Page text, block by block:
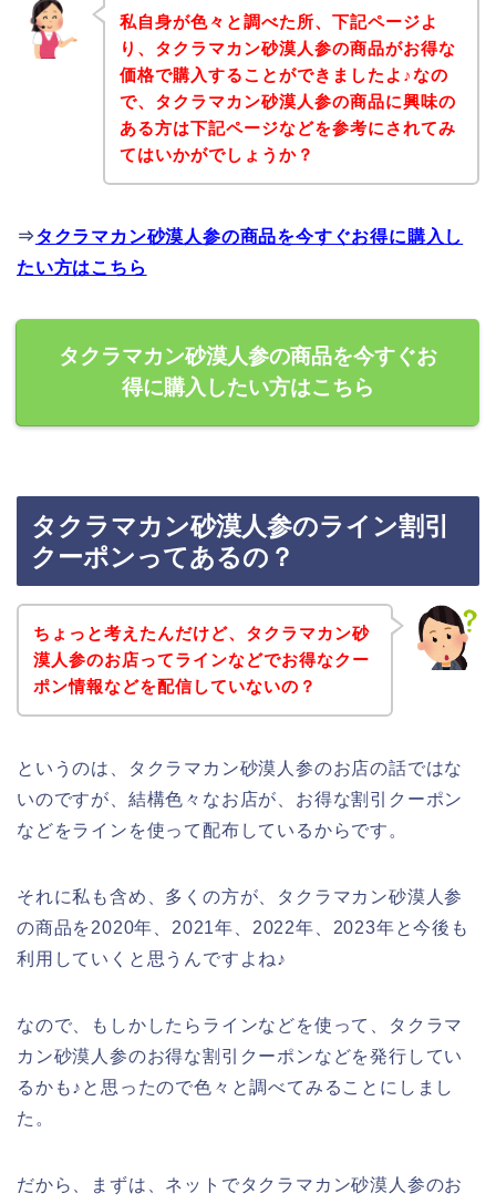
私自身が色々と調べた所、下記ページよ
り、タクラマカン砂漠人参の商品がお得な
価格で購入することができましたよ♪なの
で、タクラマカン砂漠人参の商品に興味の
ある方は下記ページなどを参考にされてみ
てはいかがでしょうか？
⇒タクラマカン砂漠人参の商品を今すぐお得に購入し
たい方はこちら
タクラマカン砂漠人参の商品を今すぐお
得に購入したい方はこちら
タクラマカン砂漠人参のライン割引
クーポンってあるの？
ちょっと考えたんだけど、タクラマカン砂
漠人参のお店ってラインなどでお得なクー
ポン情報などを配信していないの？
というのは、タクラマカン砂漠人参のお店の話ではな
いのですが、結構色々なお店が、お得な割引クーポン
などをラインを使って配布しているからです。
それに私も含め、多くの方が、タクラマカン砂漠人参
の商品を2020年、2021年、2022年、2023年と今後も
利用していくと思うんですよね♪
なので、もしかしたらラインなどを使って、タクラマ
カン砂漠人参のお得な割引クーポンなどを発行してい
るかも♪と思ったので色々と調べてみることにしまし
た。
だから、まずは、ネットでタクラマカン砂漠人参のお